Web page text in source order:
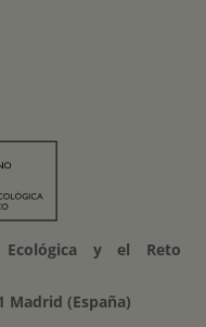
y el Reto
Madrid (España)